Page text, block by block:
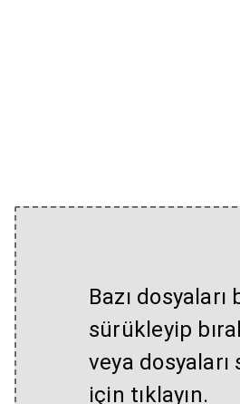
Bazı dosyaları
sürükleyip
veya dosyaları
için tıklayın.